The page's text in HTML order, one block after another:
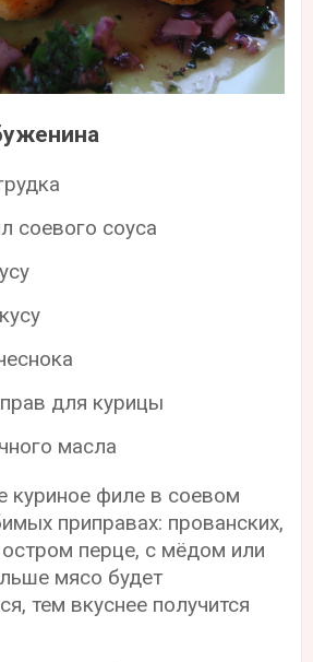
соевого соуса
для курицы
масла
куриное филе в соевом
приправах: прованских,
перце, с мёдом или
мясо будет
тем вкуснее получится